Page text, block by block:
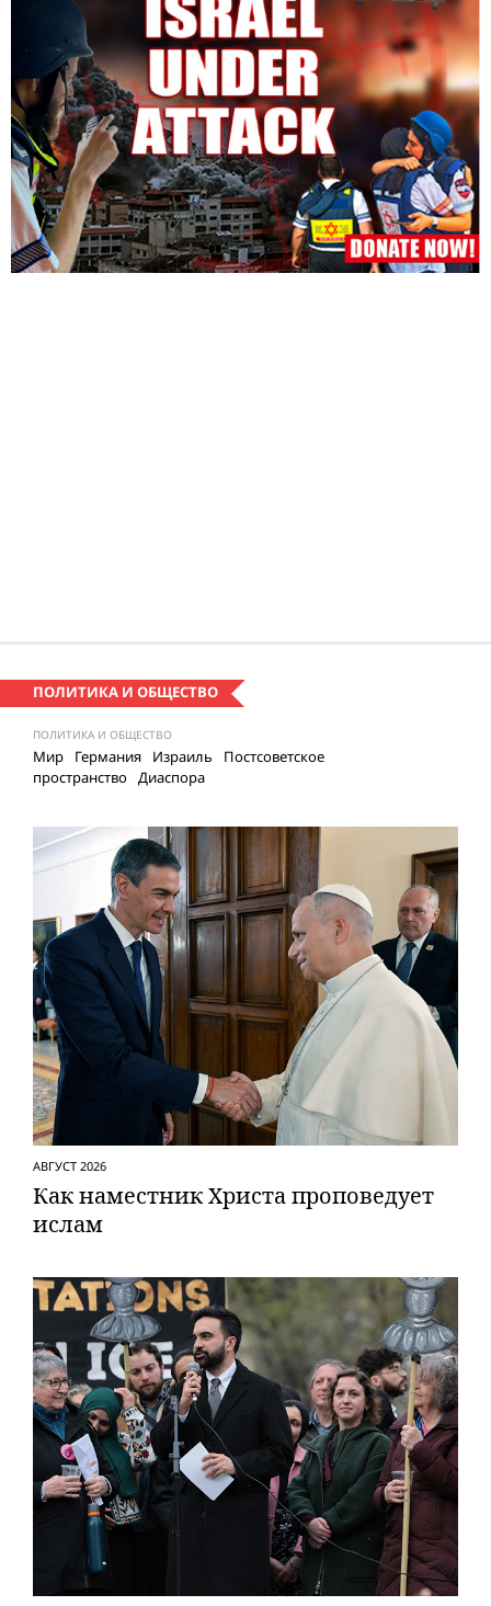
ПОЛИТИКА И ОБЩЕСТВО
ПОЛИТИКА И ОБЩЕСТВО
Мир Германия Израиль
Постсоветское
пространство Диаспора
АВГУСТ 2026
Как наместник Христа проповедует
ислам